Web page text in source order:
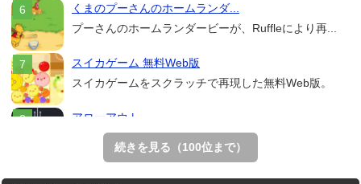
くまのプーさんのホームランダ...
プーさんのホームランダービーが、Ruffleにより再...
スイカゲーム 無料Web版
スイカゲームをスクラッチで再現した無料Web版。
アローアウト
すべての矢印を画面外へ導くパズルゲーム。
続きを見る（100位まで）